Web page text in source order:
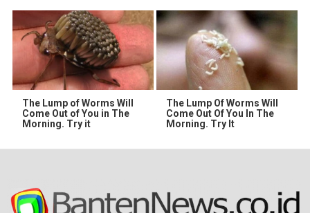
The Lump of Worms Will
Come Out of You in The
Morning. Try it
The Lump Of Worms Will
Come Out Of You In The
Morning. Try It